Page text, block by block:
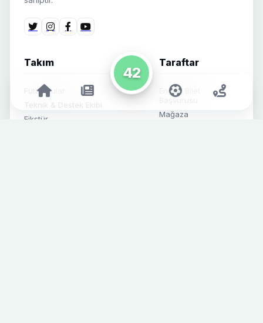
42
Takım
Futbolcular
Teknik & Destek Ekibi
Fikstür
Taraftar
Engelli Bilet
Başvurusu
Mağaza